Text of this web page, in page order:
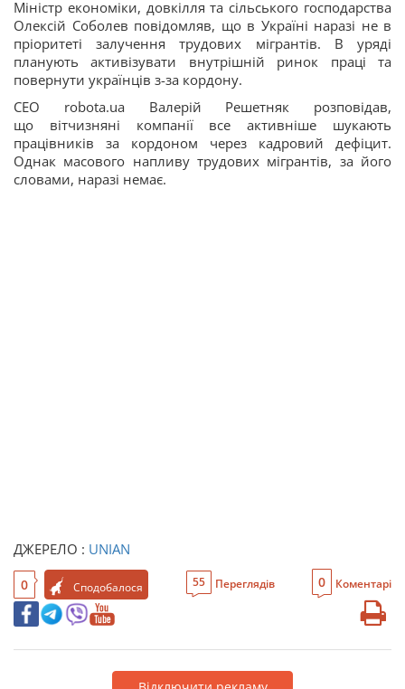
Міністр економіки, довкілля та сільського господарства
Олексій Соболев повідомляв, що в Україні наразі не в
пріоритеті залучення трудових мігрантів. В уряді
планують активізувати внутрішній ринок праці та
повернути українців з-за кордону.
CEO robota.ua Валерій Решетняк розповідав,
що вітчизняні компанії все активніше шукають
працівників за кордоном через кадровий дефіцит.
Однак масового напливу трудових мігрантів, за його
словами, наразі немає.
ДЖЕРЕЛО : UNIAN
0 Сподобалося 55 Переглядів 0 Коментарі